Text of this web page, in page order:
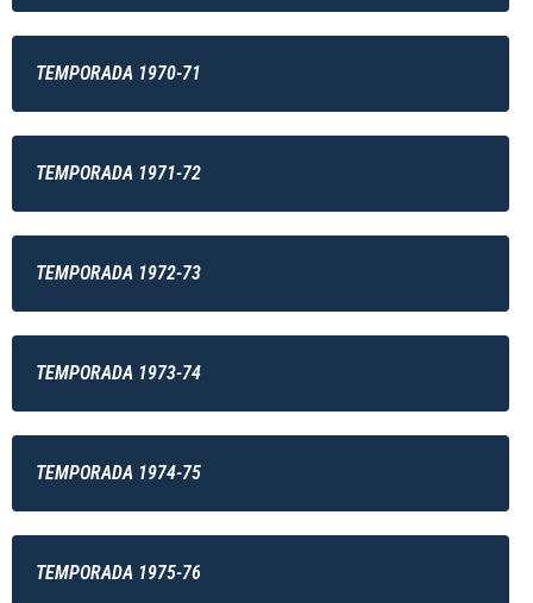
TEMPORADA 1970-71
TEMPORADA 1971-72
TEMPORADA 1972-73
TEMPORADA 1973-74
TEMPORADA 1974-75
TEMPORADA 1975-76